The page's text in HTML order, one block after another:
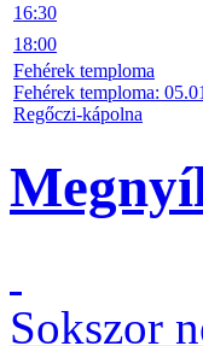
16:30
18:00
Fehérek temploma
Fehérek temploma:
Regőczi-kápolna
Sokszor